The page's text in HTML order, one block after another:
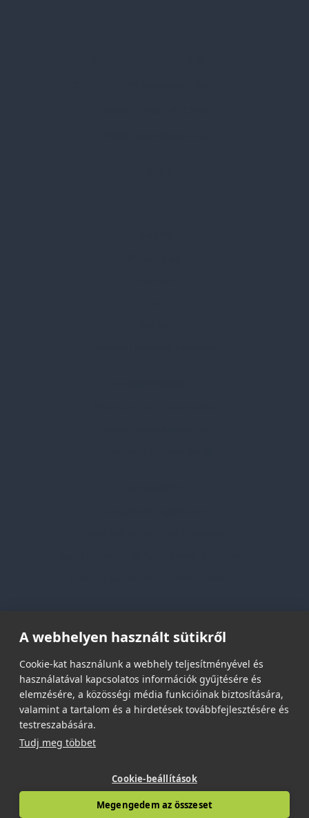
A webhelyen használt sütikről
Cookie-kat használunk a webhely teljesítményével és
használatával kapcsolatos információk gyűjtésére és
elemzésére, a közösségi média funkcióinak biztosítására,
valamint a tartalom és a hirdetések továbbfejlesztésére és
testreszabására.
Tudj meg többet
Cookie-beállítások
Megengedem az összeset
Email címed:
elfogadom az adatvédelmi szabályzatot
© 2026 | Minden jog fenntartva!
Spark Promotions Kft.